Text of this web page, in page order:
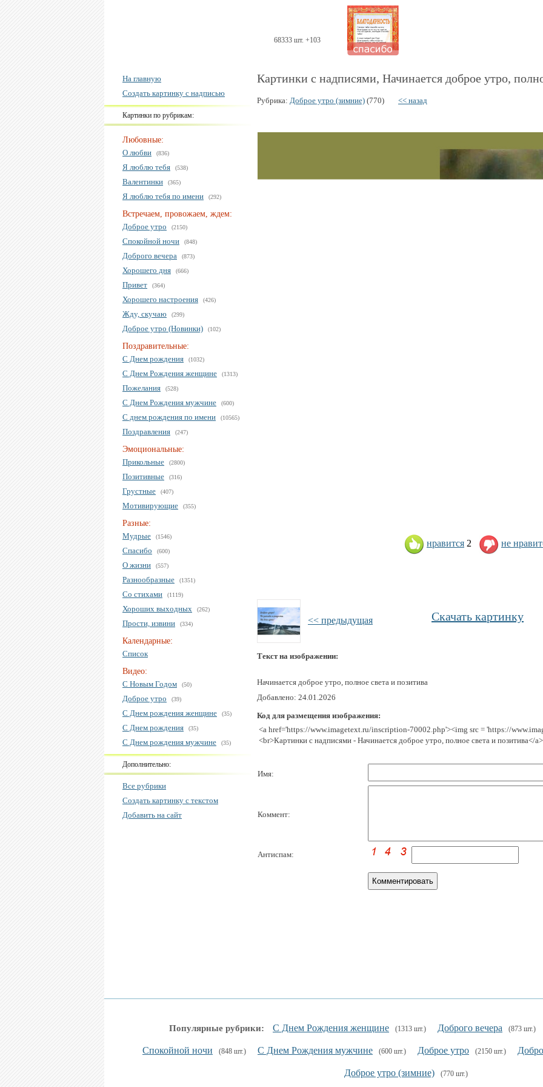
68333 шт. +103
На главную
Создать картинку с надписью
Картинки по рубрикам:
Любовные:
О любви
(836)
Я люблю тебя (538)
Валентинки (365)
Я люблю тебя по имени (292)
Встречаем, провожаем, ждем:
Доброе утро
(2150)
Спокойной ночи (848)
Доброго вечера (873)
Хорошего дня (666)
Привет (364)
Хорошего настроения (426)
Жду, скучаю (299)
Доброе утро (Новинки) (102)
Поздравительные:
С Днем рождения
(1032)
С Днем Рождения женщине (1313)
Пожелания (528)
С Днем Рождения мужчине (600)
С днем рождения по имени (10565)
Поздравления (247)
Эмоциональные:
Прикольные
(2800)
Позитивные (316)
Грустные (407)
Мотивирующие (355)
Разные:
Мудрые
(1546)
Спасибо (600)
О жизни (557)
Разнообразные (1351)
Со стихами (1119)
Хороших выходных (262)
Прости, извини (334)
Календарные:
Список
Видео:
С Новым Годом
(50)
Доброе утро (39)
С Днем рождения женщине (35)
С Днем рождения (35)
С Днем рождения мужчине (35)
Дополнительно:
Все рубрики
Создать картинку с текстом
Добавить на сайт
Картинки с надписями, Начинается доброе утро,
Рубрика: Доброе утро (зимние) (770) << назад
нравится 2 не
<< предыдущая Скачать картинку
Текст на изображении:
Начинается доброе утро, полное света и позитива
Добавлено: 24.01.2026
Код для размещения изображения:
<a href='https://www.imagetext.ru/inscription-70002.php'><img src = 'https://
<br>Картинки с надписями - Начинается доброе утро, полное света и позитива</a>
Имя:
Коммент:
Антиспам:
Популярные рубрики: С Днем Рождения женщине (1313 шт.) Доброго вечера (873 шт.)
Спокойной ночи (848 шт.) С Днем Рождения мужчине (600 шт.) Доброе утро (2150 шт.)
Доброе утро (зимние) (770 шт.)